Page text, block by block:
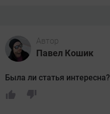
Автор
Павел Кошик
Была ли статья интересна?